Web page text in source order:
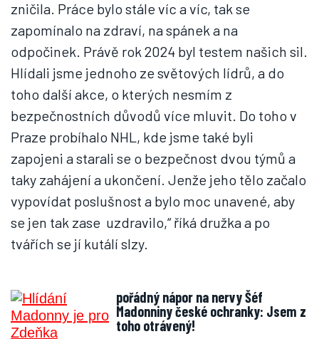
zničila. Práce bylo stále víc a víc, tak se
zapomínalo na zdraví, na spánek a na
odpočinek. Právě rok 2024 byl testem našich sil.
Hlídali jsme jednoho ze světových lídrů, a do
toho další akce, o kterých nesmím z
bezpečnostních důvodů více mluvit. Do toho v
Praze probíhalo NHL, kde jsme také byli
zapojeni a starali se o bezpečnost dvou týmů a
taky zahájení a ukončení. Jenže jeho tělo začalo
vypovídat poslušnost a bylo moc unavené, aby
se jen tak zase uzdravilo,“ říká družka a po
tvářích se jí kutálí slzy.
pořádný nápor na nervyŠéf
Madonniny české ochranky: Jsem z
toho otrávený!